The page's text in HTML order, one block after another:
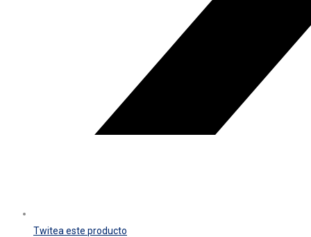
Twitea este producto